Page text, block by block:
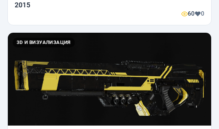
2015
60 0
3D И ВИЗУАЛИЗАЦИЯ